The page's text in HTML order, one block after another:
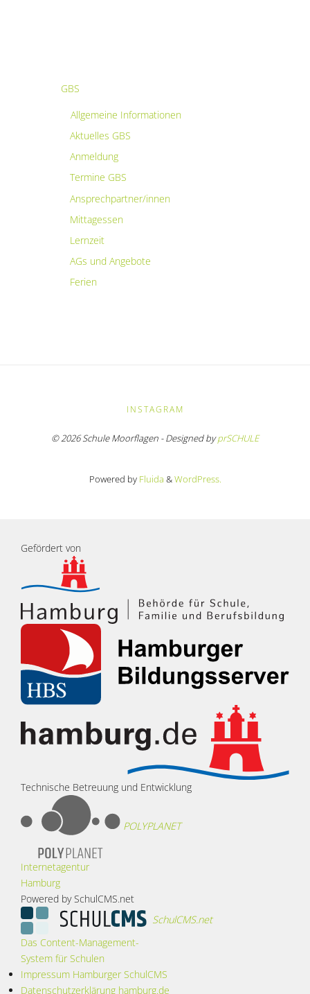
GBS
Allgemeine Informationen
Aktuelles GBS
Anmeldung
Termine GBS
Ansprechpartner/innen
Mittagessen
Lernzeit
AGs und Angebote
Ferien
INSTAGRAM
© 2026 Schule Moorflagen - Designed byprSCHULE
Powered byFluida &WordPress.
Gefördert von
Technische Betreuung und Entwicklung
POLYPLANET
Internetagentur
Hamburg
Powered by SchulCMS.net
SchulCMS.net
Das Content-Management-
System für Schulen
Impressum Hamburger SchulCMS
Datenschutzerklärung hamburg.de